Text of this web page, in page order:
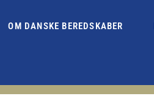
OM DANSKE BEREDSKABER